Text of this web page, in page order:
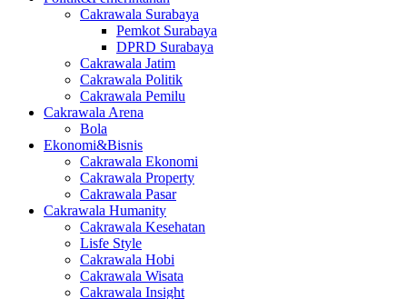
Cakrawala Surabaya
Pemkot Surabaya
DPRD Surabaya
Cakrawala Jatim
Cakrawala Politik
Cakrawala Pemilu
Cakrawala Arena
Bola
Ekonomi&Bisnis
Cakrawala Ekonomi
Cakrawala Property
Cakrawala Pasar
Cakrawala Humanity
Cakrawala Kesehatan
Lisfe Style
Cakrawala Hobi
Cakrawala Wisata
Cakrawala Insight